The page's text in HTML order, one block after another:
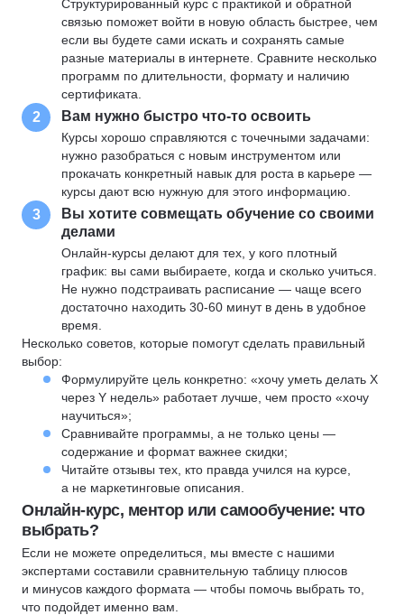
Структурированный курс с практикой и обратной
связью поможет войти в новую область быстрее, чем
если вы будете сами искать и сохранять самые
разные материалы в интернете. Сравните несколько
программ по длительности, формату и наличию
сертификата.
2 Вам нужно быстро что-то освоить
Курсы хорошо справляются с точечными задачами:
нужно разобраться с новым инструментом или
прокачать конкретный навык для роста в карьере —
курсы дают всю нужную для этого информацию.
3
Вы хотите совмещать обучение со своими
делами
Онлайн-курсы делают для тех, у кого плотный
график: вы сами выбираете, когда и сколько учиться.
Не нужно подстраивать расписание — чаще всего
достаточно находить 30-60 минут в день в удобное
время.
Несколько советов, которые помогут сделать правильный
выбор:
Формулируйте цель конкретно: «хочу уметь делать X
через Y недель» работает лучше, чем просто «хочу
научиться»;
Сравнивайте программы, а не только цены —
содержание и формат важнее скидки;
Читайте отзывы тех, кто правда учился на курсе,
а не маркетинговые описания.
Онлайн-курс, ментор или самообучение: что
выбрать?
Если не можете определиться, мы вместе с нашими
экспертами составили сравнительную таблицу плюсов
и минусов каждого формата — чтобы помочь выбрать то,
что подойдет именно вам.